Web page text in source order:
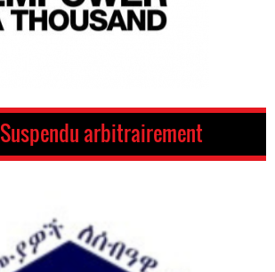
Suspendu arbitrairement